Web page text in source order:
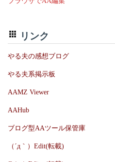
リンク
やる夫の感想ブログ
やる夫系掲示板
AAMZ Viewer
AAHub
ブログ型AAツール保管庫
（´д｀）Edit(転載)